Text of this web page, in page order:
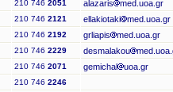
210 746 2051 alazaris med.uoa.gr
210 746 2121 ellakiotaki med.uoa.gr
210 746 2192 grliapis med.uoa.gr
210 746 2229 desmalakou
210 746 2071 gemichal uoa.gr
210 746 2246